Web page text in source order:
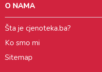
O NAMA
Šta je cjenoteka.ba?
Ko smo mi
Sitemap